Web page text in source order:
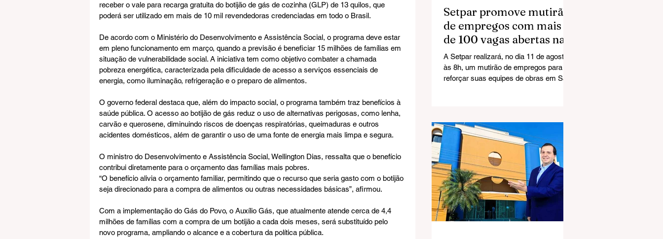
receber o vale para recarga gratuita do botijão de gás de cozinha (GLP) de 13 quilos, que
poderá ser utilizado em mais de 10 mil revendedoras credenciadas em todo o Brasil.
De acordo com o Ministério do Desenvolvimento e Assistência Social, o programa deve estar
em pleno funcionamento em março, quando a previsão é beneficiar 15 milhões de famílias em
situação de vulnerabilidade social. A iniciativa tem como objetivo combater a chamada
pobreza energética, caracterizada pela dificuldade de acesso a serviços essenciais de
energia, como iluminação, refrigeração e o preparo de alimentos.
O governo federal destaca que, além do impacto social, o programa também traz benefícios à
saúde pública. O acesso ao botijão de gás reduz o uso de alternativas perigosas, como lenha,
carvão e querosene, diminuindo riscos de doenças respiratórias, queimaduras e outros
acidentes domésticos, além de garantir o uso de uma fonte de energia mais limpa e segura.
O ministro do Desenvolvimento e Assistência Social, Wellington Dias, ressalta que o benefício
contribui diretamente para o orçamento das famílias mais pobres.
“O benefício alivia o orçamento familiar, permitindo que o recurso que seria gasto com o botijão
seja direcionado para a compra de alimentos ou outras necessidades básicas”, afirmou.
Com a implementação do Gás do Povo, o Auxílio Gás, que atualmente atende cerca de 4,4
milhões de famílias com a compra de um botijão a cada dois meses, será substituído pelo
novo programa, ampliando o alcance e a cobertura da política pública.
Setpar promove mutirão
de empregos com mais
de 100 vagas abertas na
região norte em São José
do Rio Preto
A Setpar realizará, no dia 11 de agosto,
às 8h, um mutirão de empregos para
reforçar suas equipes de obras em São